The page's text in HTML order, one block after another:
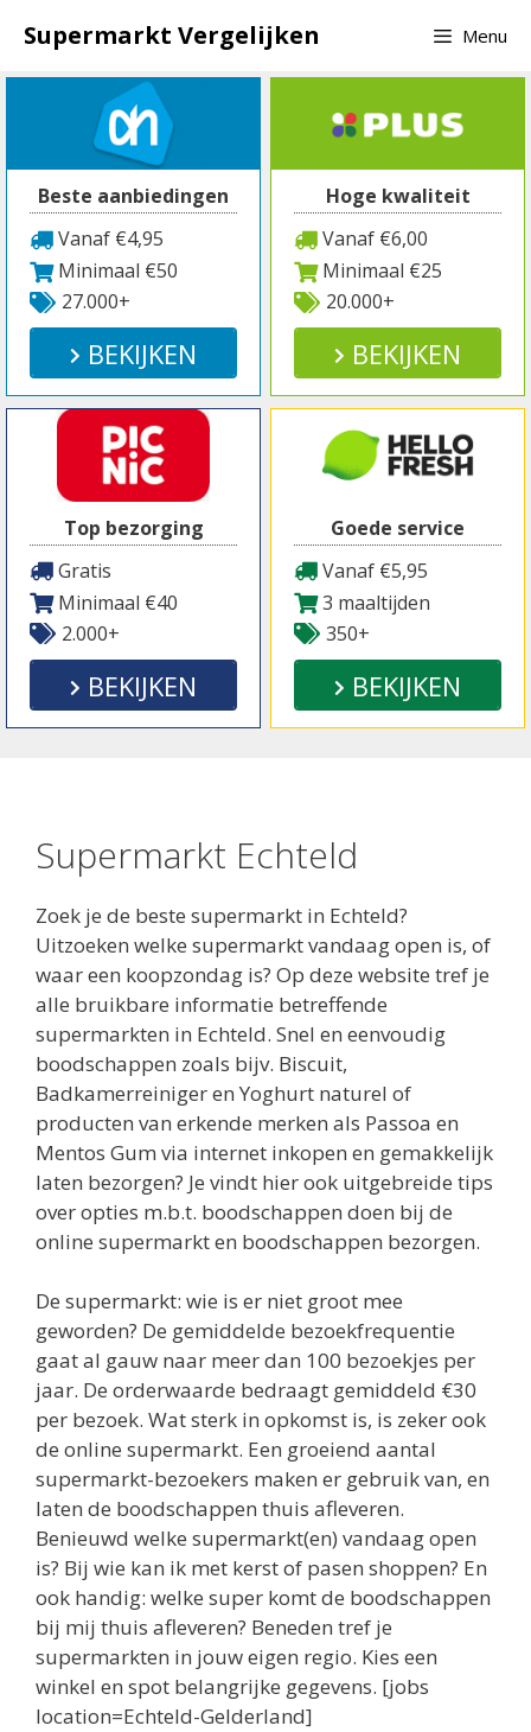
naar
inhoud
Supermarkt Vergelijken Menu
Beste aanbiedingen
Vanaf €4,95
Minimaal €50
27.000+
BEKIJKEN
Hoge kwaliteit
Vanaf €6,00
Minimaal €25
20.000+
BEKIJKEN
Top bezorging
Gratis
Minimaal €40
2.000+
BEKIJKEN
Goede service
Vanaf €5,95
3 maaltijden
350+
BEKIJKEN
Supermarkt Echteld
Zoek je de beste supermarkt in Echteld?
Uitzoeken welke supermarkt vandaag open is, of
waar een koopzondag is? Op deze website tref je
alle bruikbare informatie betreffende
supermarkten in Echteld. Snel en eenvoudig
boodschappen zoals bijv. Biscuit,
Badkamerreiniger en Yoghurt naturel of
producten van erkende merken als Passoa en
Mentos Gum via internet inkopen en gemakkelijk
laten bezorgen? Je vindt hier ook uitgebreide tips
over opties m.b.t. boodschappen doen bij de
online supermarkt en boodschappen bezorgen.
De supermarkt: wie is er niet groot mee
geworden? De gemiddelde bezoekfrequentie
gaat al gauw naar meer dan 100 bezoekjes per
jaar. De orderwaarde bedraagt gemiddeld €30
per bezoek. Wat sterk in opkomst is, is zeker ook
de online supermarkt. Een groeiend aantal
supermarkt-bezoekers maken er gebruik van, en
laten de boodschappen thuis afleveren.
Benieuwd welke supermarkt(en) vandaag open
is? Bij wie kan ik met kerst of pasen shoppen? En
ook handig: welke super komt de boodschappen
bij mij thuis afleveren? Beneden tref je
supermarkten in jouw eigen regio. Kies een
winkel en spot belangrijke gegevens. [jobs
location=Echteld-Gelderland]